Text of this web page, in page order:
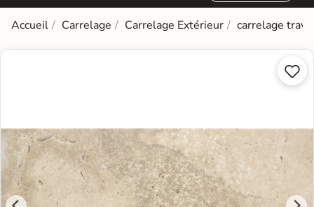
Accueil Carrelage Carrelage Extérieur carrelage

